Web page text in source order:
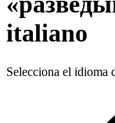
italiano
Selecciona el idioma